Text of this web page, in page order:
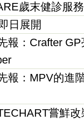
歲末健診服
日展開
報：Crafter
報：MPV的進
嘗鮮